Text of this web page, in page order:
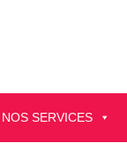
NOS SERVICES